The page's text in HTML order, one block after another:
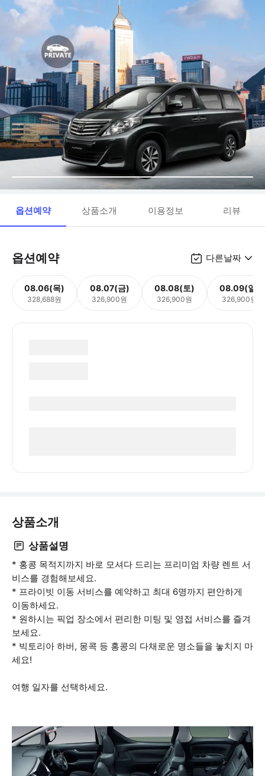
옵션예약 상품소개 이용정보 리뷰
옵션예약 다른날짜
08.06(목)
328,688원
08.07(금)
326,900원
08.08(토)
326,900원
08.09(일)
326,900원
상품소개
상품설명
* 홍콩 목적지까지 바로 모셔다 드리는 프리미엄 차량 렌트 서
비스를 경험해보세요.
* 프라이빗 이동 서비스를 예약하고 최대 6명까지 편안하게
이동하세요.
* 원하시는 픽업 장소에서 편리한 미팅 및 영접 서비스를 즐겨
보세요.
* 빅토리아 하버, 몽콕 등 홍콩의 다채로운 명소들을 놓치지 마
세요!
여행 일자를 선택하세요.